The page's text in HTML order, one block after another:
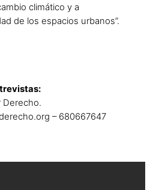
climático y a
de los espacios urbanos”.
Derecho.
– 680667647